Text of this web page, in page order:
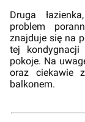
Druga
problem
znajduje się na
tej kondygnacji
pokoje. Na
oraz ciekawie
balkonem.